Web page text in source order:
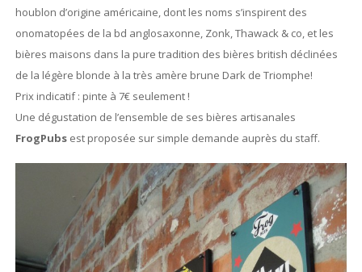
houblon d’origine américaine, dont les noms s’inspirent des
onomatopées de la bd anglosaxonne, Zonk, Thawack & co, et les
bières maisons dans la pure tradition des bières british déclinées
de la légère blonde à la très amère brune Dark de Triomphe!
Prix indicatif : pinte à 7€ seulement !
Une dégustation de l’ensemble de ses bières artisanales
FrogPubsest proposée sur simple demande auprès du staff.